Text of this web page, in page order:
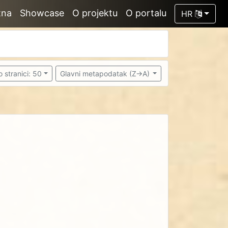
Showcase O projektu O portalu HR
stranici: 50 Glavni metapodatak (Z->A)